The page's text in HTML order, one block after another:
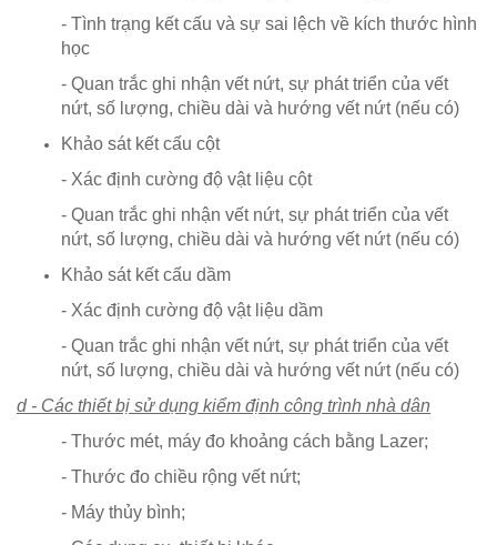
- Tình trạng kết cấu và sự sai lệch về kích thước hình
học
- Quan trắc ghi nhận vết nứt, sự phát triển của vết
nứt, số lượng, chiều dài và hướng vết nứt (nếu có)
Khảo sát kết cấu cột
- Xác định cường độ vật liệu cột
- Quan trắc ghi nhận vết nứt, sự phát triển của vết
nứt, số lượng, chiều dài và hướng vết nứt (nếu có)
Khảo sát kết cấu dầm
- Xác định cường độ vật liệu dầm
- Quan trắc ghi nhận vết nứt, sự phát triển của vết
nứt, số lượng, chiều dài và hướng vết nứt (nếu có)
d - Các thiết bị sử dụng kiểm định công trình nhà dân
- Thước mét, máy đo khoảng cách bằng Lazer;
- Thước đo chiều rộng vết nứt;
- Máy thủy bình;